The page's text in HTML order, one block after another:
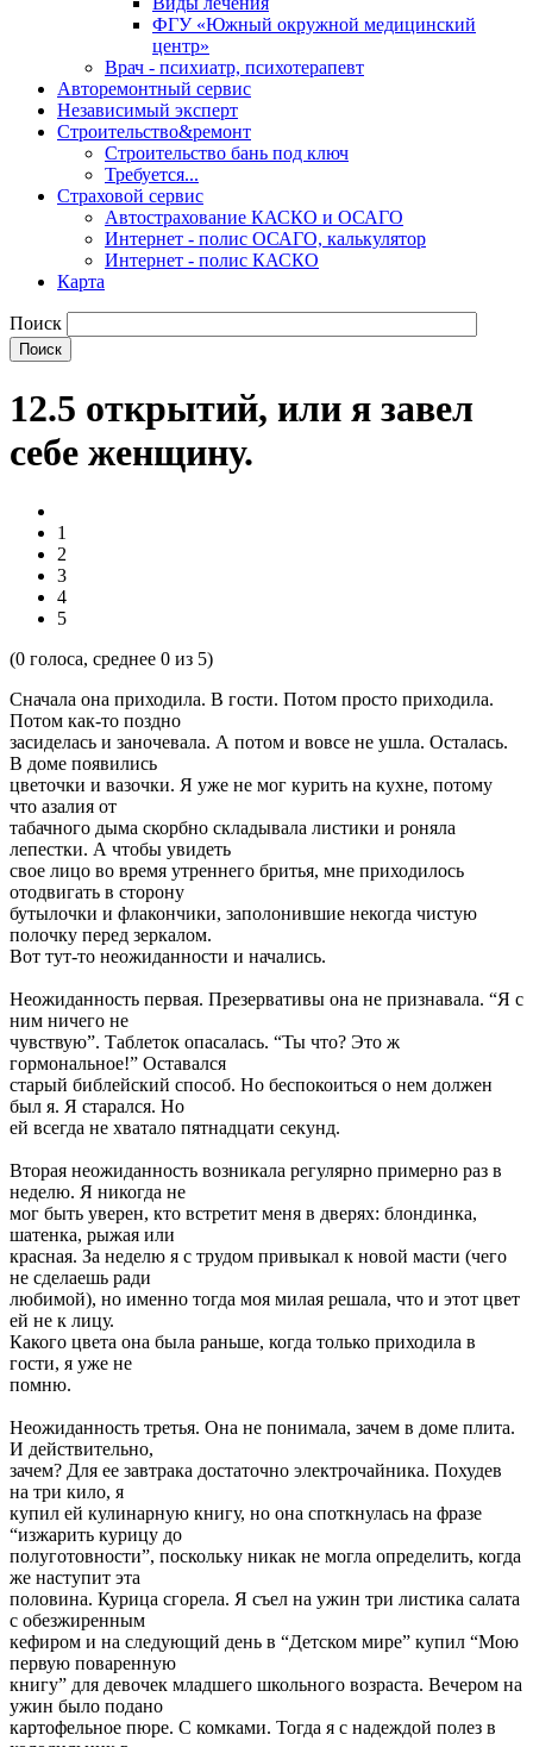
ФГУ «Южный окружной медицинский
центр»
Врач - психиатр, психотерапевт
Авторемонтный сервис
Независимый эксперт
Строительство&ремонт
Строительство бань под ключ
Требуется...
Страховой сервис
Автострахование КАСКО и ОСАГО
Интернет - полис ОСАГО, калькулятор
Интернет - полис КАСКО
Карта
Поиск
12.5 открытий, или я завел
себе женщину.
1
2
3
4
5
(0 голоса, среднее 0 из 5)
Сначала она приходила. В гости. Потом просто приходила.
Потом как-то поздно
засиделась и заночевала. А потом и вовсе не ушла. Осталась.
В доме появились
цветочки и вазочки. Я уже не мог курить на кухне, потому
что азалия от
табачного дыма скорбно складывала листики и роняла
лепестки. А чтобы увидеть
свое лицо во время утреннего бритья, мне приходилось
отодвигать в сторону
бутылочки и флакончики, заполонившие некогда чистую
полочку перед зеркалом.
Вот тут-то неожиданности и начались.
Неожиданность первая. Презервативы она не признавала. “Я с
ним ничего не
чувствую”. Таблеток опасалась. “Ты что? Это ж
гормональное!” Оставался
старый библейский способ. Но беспокоиться о нем должен
был я. Я старался. Но
ей всегда не хватало пятнадцати секунд.
Вторая неожиданность возникала регулярно примерно раз в
неделю. Я никогда не
мог быть уверен, кто встретит меня в дверях: блондинка,
шатенка, рыжая или
красная. За неделю я с трудом привыкал к новой масти (чего
не сделаешь ради
любимой), но именно тогда моя милая решала, что и этот цвет
ей не к лицу.
Какого цвета она была раньше, когда только приходила в
гости, я уже не
помню.
Неожиданность третья. Она не понимала, зачем в доме плита.
И действительно,
зачем? Для ее завтрака достаточно электрочайника. Похудев
на три кило, я
купил ей кулинарную книгу, но она споткнулась на фразе
“изжарить курицу до
полуготовности”, поскольку никак не могла определить, когда
же наступит эта
половина. Курица сгорела. Я съел на ужин три листика салата
с обезжиренным
кефиром и на следующий день в “Детском мире” купил “Мою
первую поваренную
книгу” для девочек младшего школьного возраста. Вечером на
ужин было подано
картофельное пюре. С комками. Тогда я с надеждой полез в